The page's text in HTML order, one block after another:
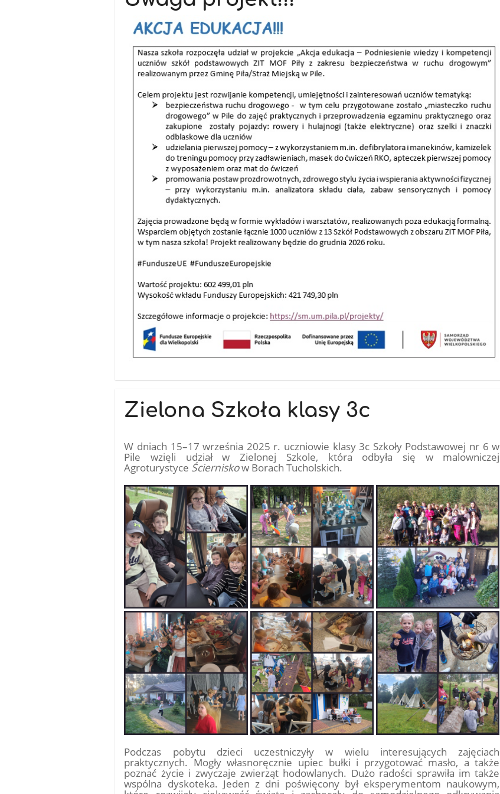
Zielona Szkoła klasy 3c
W dniach 15–17 września 2025 r. uczniowie klasy 3c Szkoły Podstawowej nr 6 w
Pile wzięli udział w Zielonej Szkole, która odbyła się w malowniczej
Agroturystyce Ścierniskow Borach Tucholskich.
Podczas pobytu dzieci uczestniczyły w wielu interesujących zajęciach
praktycznych. Mogły własnoręcznie upiec bułki i przygotować masło, a także
poznać życie i zwyczaje zwierząt hodowlanych. Dużo radości sprawiła im także
wspólna dyskoteka. Jeden z dni poświęcony był eksperymentom naukowym,